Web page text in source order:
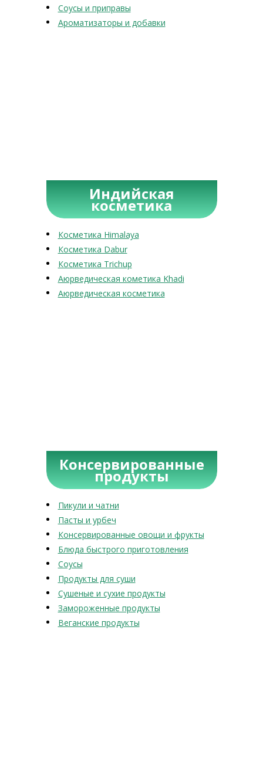
Соусы и приправы
Ароматизаторы и добавки
Индийская
косметика
Косметика Himalaya
Косметика Dabur
Косметика Trichup
Аюрведическая кометика Khadi
Аюрведическая косметика
Консервированные
продукты
Пикули и чатни
Пасты и урбеч
Консервированные овощи и фрукты
Блюда быстрого приготовления
Соусы
Продукты для суши
Сушеные и сухие продукты
Замороженные продукты
Веганские продукты